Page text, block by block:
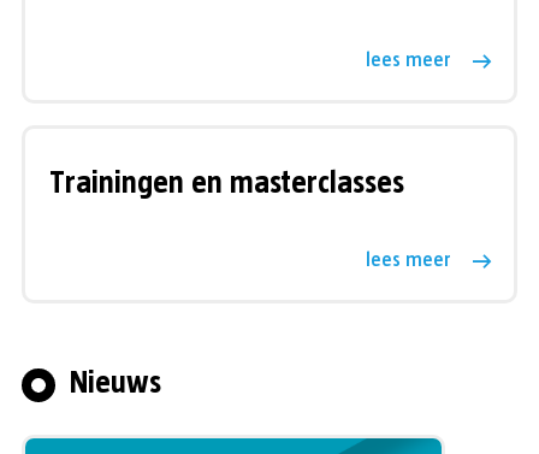
lees meer
Trainingen en masterclasses
lees meer
Nieuws